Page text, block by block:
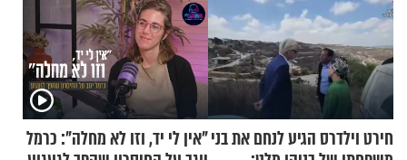
חירט וילדרס הגיע לנחם את בני"אין לי יד, וזו לא מחלה": כרמל